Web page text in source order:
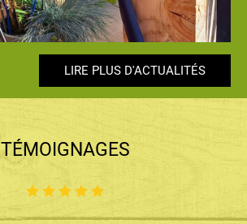
LIRE PLUS D'ACTUALITÉS
LIRE PLUS D'ACTUALITÉS
LIRE PLUS D'ACTUALITÉS
LIRE PLUS D'ACTUALITÉS
LIRE PLUS D'ACTUALITÉS
TÉMOIGNAGES